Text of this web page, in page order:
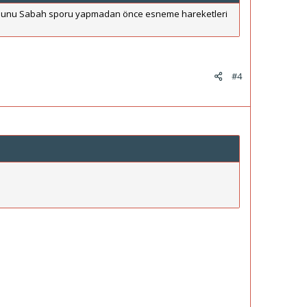
Sabah sporu yapmadan önce esneme hareketleri
#4